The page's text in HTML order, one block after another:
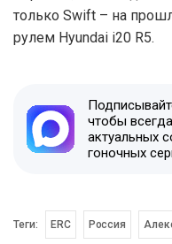
только Swift – на
рулем Hyundai i20 R5.
чтобы
актуальных
гоночных
Теги: ERC Россия